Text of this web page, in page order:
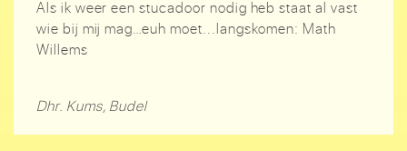
Als ik weer een stucadoor nodig heb staat al vast
wie bij mij mag…euh moet...langskomen: Math
Willems
Dhr. Kums, Budel